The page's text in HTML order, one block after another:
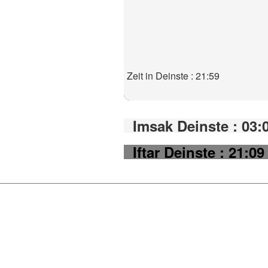
Zeit in Deinste : 21:59
Imsak Deinste :
Iftar Deinste : 21:09